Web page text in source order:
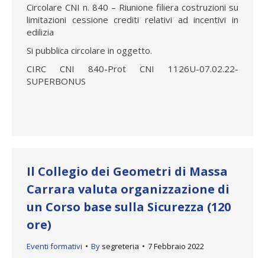
Circolare CNI n. 840 – Riunione filiera costruzioni su
limitazioni cessione crediti relativi ad incentivi in
edilizia
Si pubblica circolare in oggetto.
CIRC CNI 840-Prot CNI 1126U-07.02.22-
SUPERBONUS
Il Collegio dei Geometri di Massa
Carrara valuta organizzazione di
un Corso base sulla Sicurezza (120
ore)
Eventi formativi By segreteria 7 Febbraio 2022